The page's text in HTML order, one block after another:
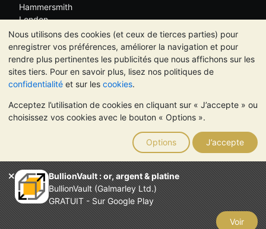
Nous utilisons des cookies (et ceux de tierces parties) pour
enregistrer vos préférences, améliorer la navigation et pour
rendre plus pertinentes les publicités que nous affichons sur les
sites tiers. Pour en savoir plus, lisez nos politiques de
confidentialité et sur les cookies.
Acceptez l’utilisation de cookies en cliquant sur « J’accepte » ou
choisissez vos cookies avec le bouton « Options ».
Options J’accepte
BullionVault : or, argent & platine
BullionVault (Galmarley Ltd.)
GRATUIT - Sur Google Play
Voir
Hammersmith
London
W6 8DA
ROYAUME UNI
TrustScore 4.6 | 534 avis
VEUILLEZ NOTER: La valeur des métaux précieux peut aussi
bien baisser qu'augmenter. Les tendances historiques ne
garantissent pas l'évolution future des cours. Rien sur les sites
Internet de BullionVault ou dans ses communications ne
constitue un conseil en investissement. Demander l'avis d'un
professionnel est à envisager pour déterminer si la possession
de métaux précieux vous convient.
Entreprise enregistrée en Grande-Bretagne (numéro 4943684)
BullionVault Ltd © 2026